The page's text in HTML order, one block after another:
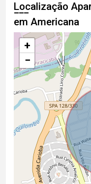
Localização
em Americana
+
−